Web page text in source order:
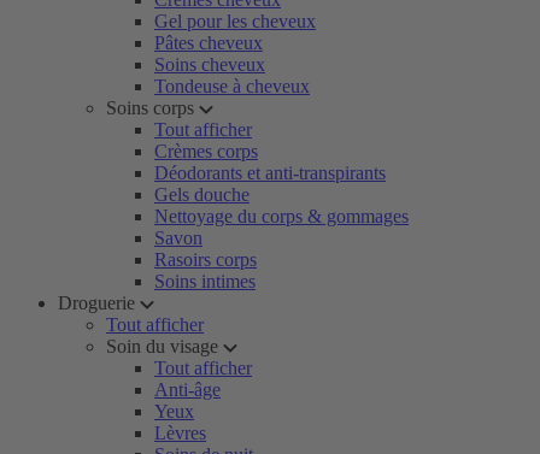
Gel pour les cheveux
Pâtes cheveux
Soins cheveux
Tondeuse à cheveux
Soins corps
Tout afficher
Crèmes corps
Déodorants et anti-transpirants
Gels douche
Nettoyage du corps & gommages
Savon
Rasoirs corps
Soins intimes
Droguerie
Tout afficher
Soin du visage
Tout afficher
Anti-âge
Yeux
Lèvres